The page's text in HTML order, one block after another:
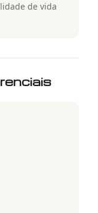
de vida